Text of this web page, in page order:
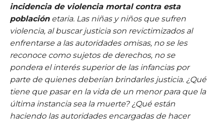
incidencia de violencia mortal contra esta
poblaciónetaria. Las niñas y niños que sufren
violencia, al buscar justicia son revictimizados al
enfrentarse a las autoridades omisas, no se les
reconoce como sujetos de derechos, no se
pondera el interés superior de las infancias por
parte de quienes deberían brindarles justicia. ¿Qué
tiene que pasar en la vida de un menor para que la
última instancia sea la muerte? ¿Qué están
haciendo las autoridades encargadas de hacer